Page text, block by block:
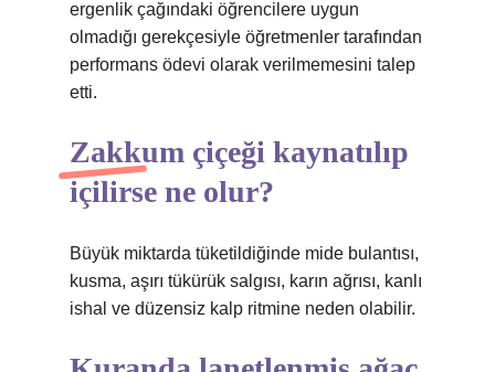
ergenlik çağındaki öğrencilere uygun
olmadığı gerekçesiyle öğretmenler tarafından
performans ödevi olarak verilmemesini talep
etti.
Zakkum çiçeği kaynatılıp
içilirse ne olur?
Büyük miktarda tüketildiğinde mide bulantısı,
kusma, aşırı tükürük salgısı, karın ağrısı, kanlı
ishal ve düzensiz kalp ritmine neden olabilir.